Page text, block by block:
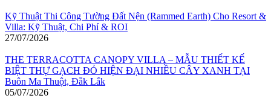
Kỹ Thuật Thi Công Tường Đất Nện (Rammed Earth) Cho Resort &
Villa: Kỹ Thuật, Chi Phí & ROI
27/07/2026
THE TERRACOTTA CANOPY VILLA – MẪU THIẾT KẾ
BIỆT THỰ GẠCH ĐỎ HIỆN ĐẠI NHIỀU CÂY XANH TẠI
Buôn Ma Thuột, Đắk Lắk
05/07/2026